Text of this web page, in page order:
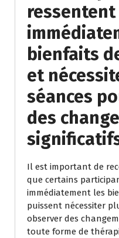
ressentent
bienfaits
et
séances
des
Il est important de
que certains
immédiatement les
puissent nécessiter
observer des
toute forme de